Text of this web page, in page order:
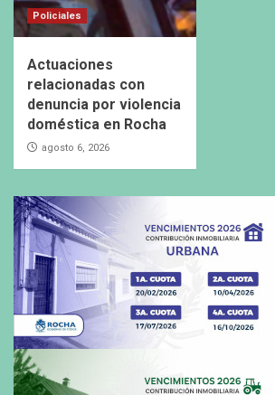
Policiales
Actuaciones
relacionadas con
denuncia por violencia
doméstica en Rocha
agosto 6, 2026